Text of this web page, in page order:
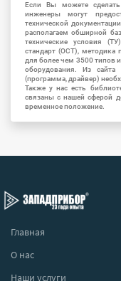
Если Вы можете сделать
инженеры могут
технической
располагаем обширной
технические условия
стандарт (ОСТ), методика
для более чем 3500 типов
оборудования. Из
(программа, драйвер)
Также у нас есть
связаны с нашей сферой
временное положение.
Главная
О нас
Наши услуги